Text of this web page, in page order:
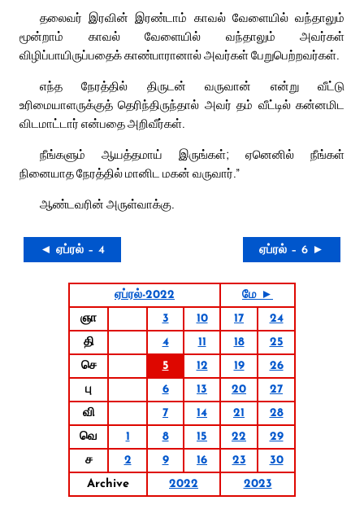
தலைவர் இரவின் இரண்டாம் காவல் வேளையில் வந்தாலும்
மூன்றாம் காவல் வேளையில் வந்தாலும் அவர்கள்
விழிப்பாயிருப்பதைக் காண்பாரானால் அவர்கள் பேறுபெற்றவர்கள்.
எந்த நேரத்தில் திருடன் வருவான் என்று வீட்டு
உரிமையாளருக்குத் தெரிந்திருந்தால் அவர் தம் வீட்டில் கன்னமிட
விடமாட்டார் என்பதை அறிவீர்கள்.
நீங்களும் ஆயத்தமாய் இருங்கள்; ஏனெனில் நீங்கள்
நினையாத நேரத்தில் மானிட மகன் வருவார்.”
ஆண்டவரின் அருள்வாக்கு.
◄ ஏப்ரல் – 4 ஏப்ரல் – 6 ►
ஏப்ரல்-2022
மே ►
ஞா
3 10 17
24
தி
4 11 18
25
செ
5 12 19
26
பு
6 13 20
27
வி
7 14 21
28
வெ
1 8 15 22
29
ச
2 9 16 23
30
Archive
2022 2023